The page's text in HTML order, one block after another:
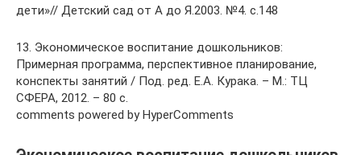
дети»// Детский сад от А до Я.2003. №4. с.148
13. Экономическое воспитание дошкольников:
Примерная программа, перспективное планирование,
конспекты занятий / Под. ред. Е.А. Курака. – М.: ТЦ
СФЕРА, 2012. – 80 с.
comments powered by HyperComments